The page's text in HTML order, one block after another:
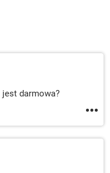
darmowa?